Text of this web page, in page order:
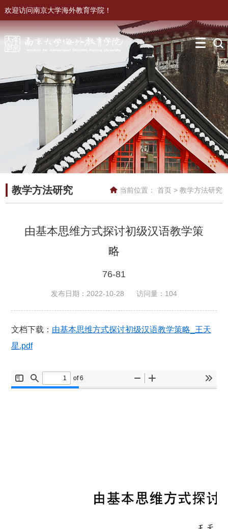
欢迎访问南京大学海外教育学院！
教学方法研究 当前位置： 首页> 教学方法研究
由基本思维方式探讨初级汉语教学策
略
76-81
发布日期：2022-10-28 访问量： 104
文档下载： 由基本思维方式探讨初级汉语教学策略_王天
星.pdf